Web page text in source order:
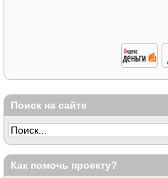
Поиск на сайте
Как помочь проекту?